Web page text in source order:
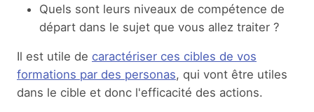
Quels sont leurs niveaux de compétence de
départ dans le sujet que vous allez traiter ?
Il est utile de caractériser ces cibles de vos
formations par des personas, qui vont être utiles
dans le cible et donc l'efficacité des actions.